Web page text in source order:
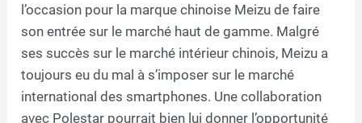
l’occasion pour la marque chinoise Meizu de faire
son entrée sur le marché haut de gamme. Malgré
ses succès sur le marché intérieur chinois, Meizu a
toujours eu du mal à s’imposer sur le marché
international des smartphones. Une collaboration
avec Polestar pourrait bien lui donner l’opportunité